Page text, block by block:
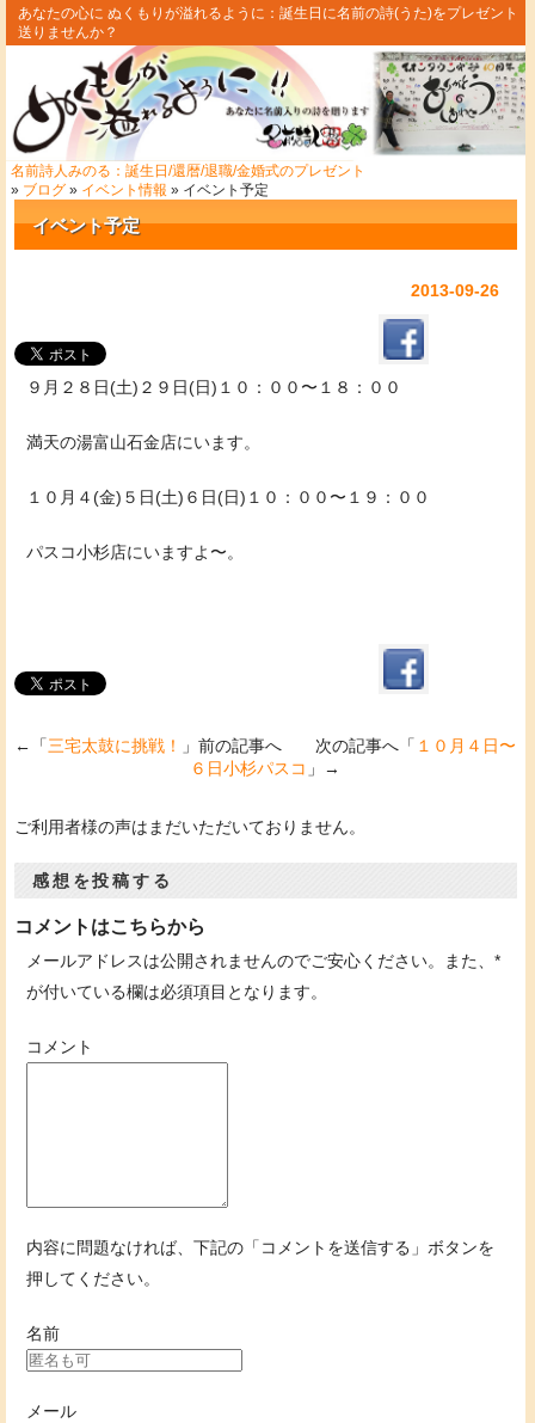
あなたの心に ぬくもりが溢れるように：誕生日に名前の詩(うた)をプレゼント
送りませんか？
名前詩人みのる：誕生日/還暦/退職/金婚式のプレゼント
» ブログ » イベント情報 » イベント予定
イベント予定
2013-09-26
９月２８日(土)２９日(日)１０：００〜１８：００
満天の湯富山石金店にいます。
１０月４(金)５日(土)６日(日)１０：００〜１９：００
パスコ小杉店にいますよ〜。
←「三宅太鼓に挑戦！ 」前の記事へ 次の記事へ「 １０月４日〜
６日小杉パスコ 」→
ご利用者様の声はまだいただいておりません。
感想を投稿する
コメントはこちらから
メールアドレスは公開されませんのでご安心ください。また、 *
が付いている欄は必須項目となります。
コメント
内容に問題なければ、下記の「コメントを送信する」ボタンを
押してください。
名前
メール